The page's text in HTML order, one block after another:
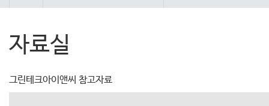
자료실
그린테크아이앤씨 참고자료